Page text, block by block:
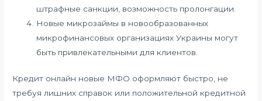
штрафные санкции, возможность пролонгации.
Новые микрозаймы в новообразованных
микрофинансовых организациях Украины могут
быть привлекательными для клиентов.
Кредит онлайн новые МФО оформляют быстро, не
требуя лишних справок или положительной кредитной